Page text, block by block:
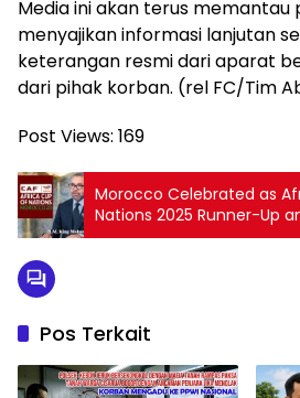
Media ini akan terus
menyajikan informasi lanjutan
keterangan resmi dari aparat
dari pihak korban. (rel FC/Tim
Post Views: 169
Morocco Celebrated as
Nations 2025 Runner-Up
Host
Pos Terkait